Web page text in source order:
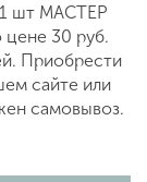
1 шт МАСТЕР
30 руб.
Приобрести
сайте или
самовывоз.